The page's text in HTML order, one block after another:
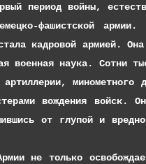
период войны,
фашистской армии.
кадровой армией. Она
военная наука. Сотни
минометного
вождения войск.
от глупой и
не только